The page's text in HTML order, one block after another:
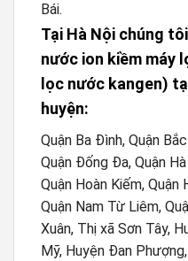
Bái.
Tại Hà Nội chúng
nước ion kiềm máy
lọc nước kangen)
huyện:
Quận Ba Đình, Quận
Quận Đống Đa, Quận
Quận Hoàn Kiếm, Quận
Quận Nam Từ Liêm,
Xuân, Thị xã Sơn Tây,
Mỹ, Huyện Đan